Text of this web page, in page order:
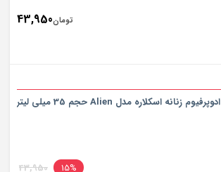
تومان43,950
ادوپرفیوم زنانه اسکلاره مدل Alien حجم 35 میلی لیتر
15%
43,950